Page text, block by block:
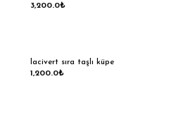
3,200.0₺
lacivert sıra taşlı küpe
1,200.0₺